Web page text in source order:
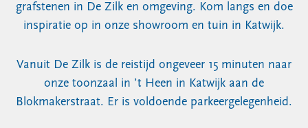
grafstenen in De Zilk en omgeving. Kom langs en doe
inspiratie op in onze showroom en tuin in Katwijk.
Vanuit De Zilk is de reistijd ongeveer 15 minuten naar
onze toonzaal in ’t Heen in Katwijk aan de
Blokmakerstraat. Er is voldoende parkeergelegenheid.